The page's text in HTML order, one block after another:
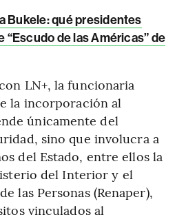
Bukele: qué presidentes
“Escudo de las Américas” de
LN+, la funcionaria
la incorporación al
únicamente del
sino que involucra a
del Estado, entre ellos la
del Interior y el
las Personas (Renaper),
vinculados al